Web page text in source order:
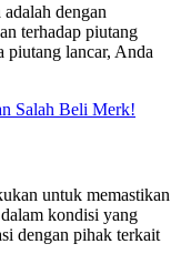
dengan
terhadap piutang
piutang lancar, Anda
Salah Beli Merk!
untuk memastikan
kondisi yang
dengan pihak terkait